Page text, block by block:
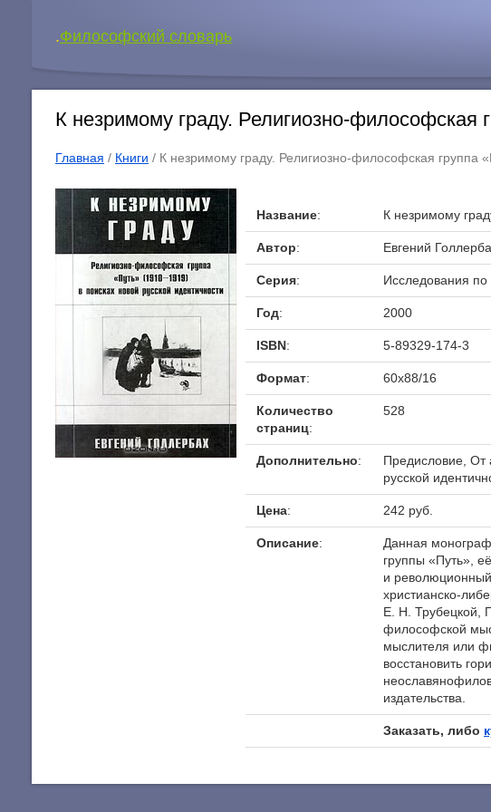
.Философский словарь
К незримому граду. Религиозно-философская
Главная / Книги / К незримому граду. Религиозно-философская группа
Название: К незримому
Автор: Евгений
Серия: Исследования по
Год: 2000
ISBN: 5-89329-174-3
Формат: 60x88/16
Количество
страниц:
528
Дополнительно:
Предисловие, От
русской
Цена: 242 руб.
Описание:
Данная
группы «Путь»,
и
христианско-
Е. Н. Трубецкой,
философской
мыслителя или
восстановить
издательства.
Заказать, либо